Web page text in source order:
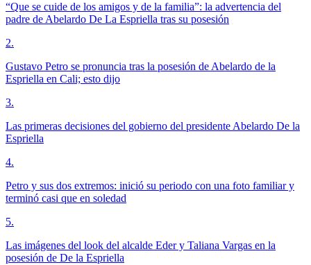
“Que se cuide de los amigos y de la familia”: la advertencia del
padre de Abelardo De La Espriella tras su posesión
2.
Gustavo Petro se pronuncia tras la posesión de Abelardo de la
Espriella en Cali; esto dijo
3.
Las primeras decisiones del gobierno del presidente Abelardo De la
Espriella
4.
Petro y sus dos extremos: inició su periodo con una foto familiar y
terminó casi que en soledad
5.
Las imágenes del look del alcalde Eder y Taliana Vargas en la
posesión de De la Espriella